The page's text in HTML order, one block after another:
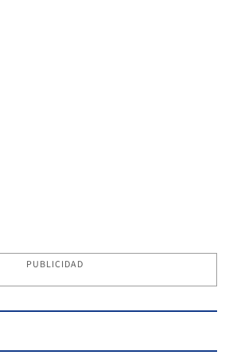
PUBLICIDAD